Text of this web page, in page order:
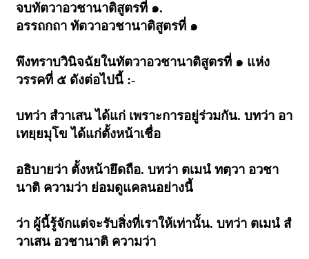
จบทัตวาอวชานาติสูตรที่ ๑.
อรรถกถา ทัตวาอวชานาติสูตรที่ ๑
พึงทราบวินิจฉัยในทัตวาอวชานาติสูตรที่ ๑ แห่ง
วรรคที่ ๕ ดังต่อไปนี้ :-
บทว่า สํวาเสน ได้แก่ เพราะการอยู่ร่วมกัน. บทว่า อา
เทยฺยมุโข ได้แก่ตั้งหน้าเชื่อ
อธิบายว่า ตั้งหน้ายึดถือ. บทว่า ตเมนํ ทตฺวา อวชา
นาติ ความว่า ย่อมดูแคลนอย่างนี้
ว่า ผู้นี้รู้จักแต่จะรับสิ่งที่เราให้เท่านั้น. บทว่า ตเมนํ สํ
วาเสน อวชานาติ ความว่า